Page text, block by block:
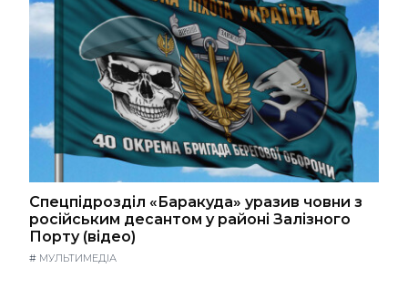
Спецпідрозділ «Баракуда» уразив човни з
російським десантом у районі Залізного
Порту (відео)
# МУЛЬТИМЕДІА